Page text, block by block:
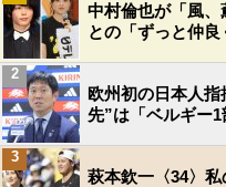
中村倫也が「風
との「ずっと仲
欧州初の日本人
先”は「ベルギー
2
萩本欽一〈34〉
3